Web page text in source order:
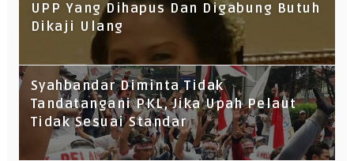
UPP Yang Dihapus Dan Digabung Butuh
Dikaji Ulang
Syahbandar Diminta Tidak
Tandatangani PKL, Jika Upah Pelaut
Tidak Sesuai Standar